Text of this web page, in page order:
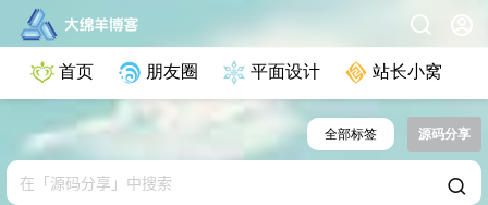
首页 朋友圈 平面设计 站长小窝
全部标签 源码分享